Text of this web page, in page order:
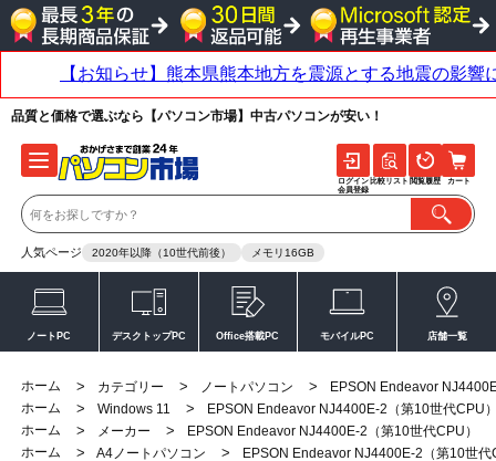
品質と価格で選ぶなら【パソコン市場】中古パソコンが安い！
人気ページ 2020年以降（10世代前後） メモリ16GB
ログイン
会員登録
比較リスト 閲覧履歴 カート
ノートPC デスクトップPC Office搭載PC モバイルPC 店舗一覧
ホーム > カテゴリー > ノートパソコン >
EPSON Endeavor
ホーム
> Windows 11 >
EPSON Endeavor NJ4400E-2（第10世代CPU
ホーム
> メーカー >
EPSON Endeavor NJ4400E-2（第10世代CPU）
ホーム
> A4ノートパソコン >
EPSON Endeavor NJ4400E-2（第10世代